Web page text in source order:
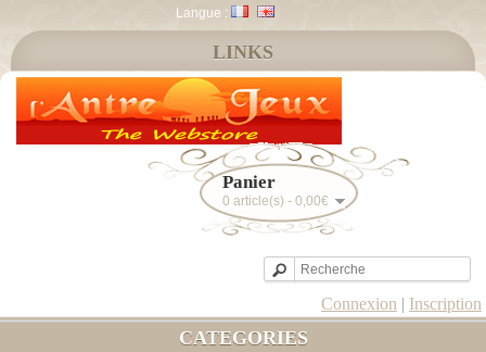
Langue :
Panier
0 article(s) - 0,00€
Connexion | Inscription
LINKS
CATEGORIES